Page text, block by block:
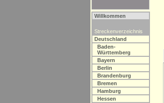
Willkommen
Streckenverzeichnis
Deutschland
Baden-
Württemberg
Bayern
Berlin
Brandenburg
Bremen
Hamburg
Hessen